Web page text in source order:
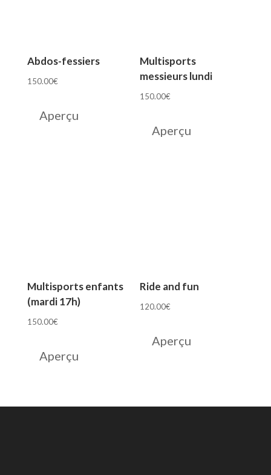
Abdos-fessiers
150.00€
Aperçu
Multisports
messieurs lundi
150.00€
Aperçu
Multisports enfants
(mardi 17h)
150.00€
Aperçu
Ride and fun
120.00€
Aperçu